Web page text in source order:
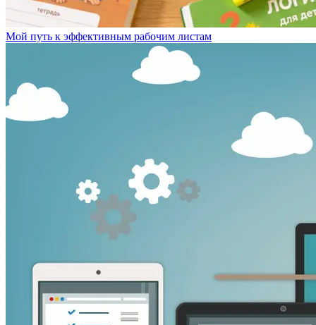
Мой путь к эффективным рабочим листам